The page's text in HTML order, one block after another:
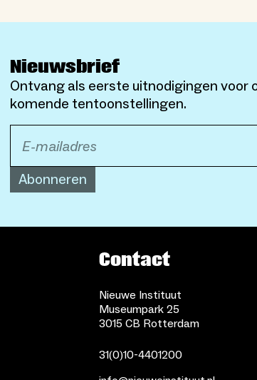
Nieuwsbrief
Ontvang als eerste uitnodigingen voor
komende tentoonstellingen.
Abonneren
Contact
Nieuwe Instituut
Museumpark 25
3015 CB Rotterdam
31(0)10-4401200